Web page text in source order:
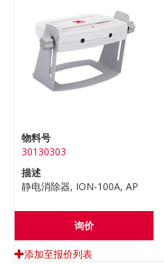
物料号
30130303
描述
静电消除器, ION-100A, AP
询价
添加至报价列表